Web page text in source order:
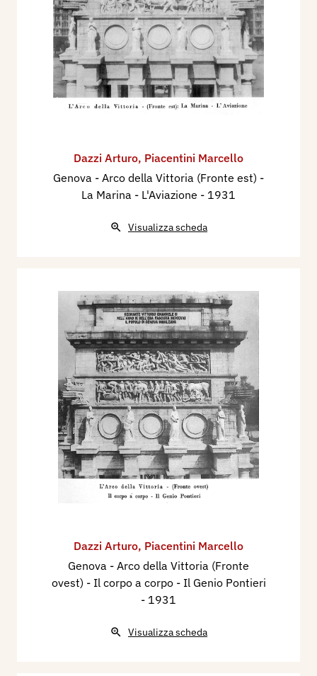
Dazzi Arturo, Piacentini Marcello
Genova - Arco della Vittoria (Fronte est) -
La Marina - L'Aviazione - 1931
Visualizza scheda
Dazzi Arturo, Piacentini Marcello
Genova - Arco della Vittoria (Fronte
ovest) - Il corpo a corpo - Il Genio Pontieri
- 1931
Visualizza scheda